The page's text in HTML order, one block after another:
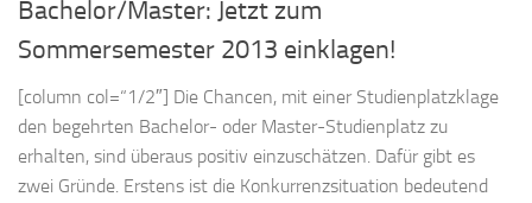
Bachelor/Master: Jetzt zum
Sommersemester 2013 einklagen!
[column col=“1/2″] Die Chancen, mit einer Studienplatzklage
den begehrten Bachelor- oder Master-Studienplatz zu
erhalten, sind überaus positiv einzuschätzen. Dafür gibt es
zwei Gründe. Erstens ist die Konkurrenzsituation bedeutend